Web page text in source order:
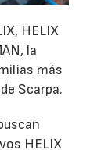
HELIX
la
más
Scarpa.
HELIX